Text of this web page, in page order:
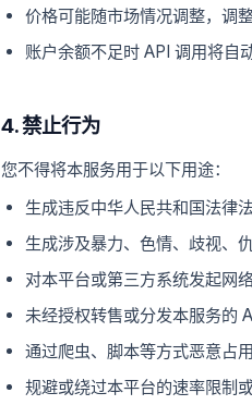
价格可能随市场情况调整，调
账户余额不足时 API 调用将自
4. 禁止行为
您不得将本服务用于以下用途：
生成违反中华人民共和国法律
生成涉及暴力、色情、歧视、
对本平台或第三方系统发起网
未经授权转售或分发本服务的
通过爬虫、脚本等方式恶意占
规避或绕过本平台的速率限制